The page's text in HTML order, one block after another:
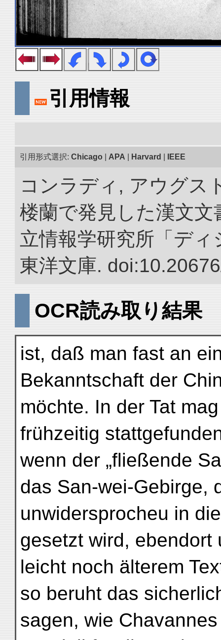
引用情報
引用形式選択: Chicago APA Harvard IEEE
コンラディ, アウグス
楼蘭で発見した漢文文
立情報学研究所「デ
東洋文庫.
OCR読み取り結果
ist, daß man fast an
Bekanntschaft der
möchte. In der Tat
frühzeitig
wenn der „fließende
das San-wei-Gebirge,
unwidersprocheu in
gesetzt wird, ebendort
leicht noch älterem
so beruht das
sagen, wie